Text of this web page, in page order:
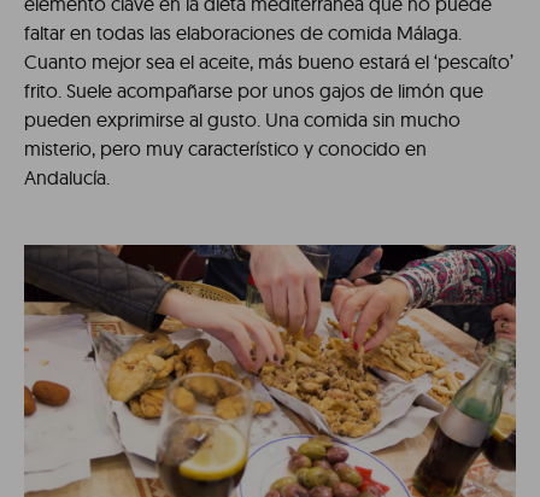
faltar en todas las elaboraciones de comida Málaga.
Cuanto mejor sea el aceite, más bueno estará el ‘pescaíto’
frito. Suele acompañarse por unos gajos de limón que
pueden exprimirse al gusto. Una comida sin mucho
misterio, pero muy característico y conocido en
Andalucía.